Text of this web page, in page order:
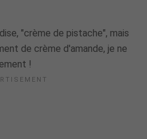
"crème de pistache", mais
de crème d'amande, je ne
!